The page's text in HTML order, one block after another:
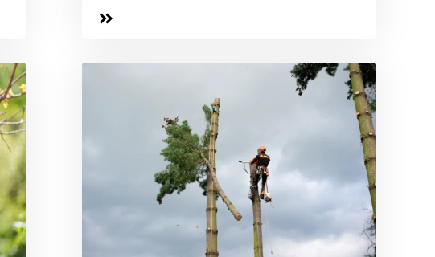
Pflege reagiert. Wenn Sie bereit sind,...